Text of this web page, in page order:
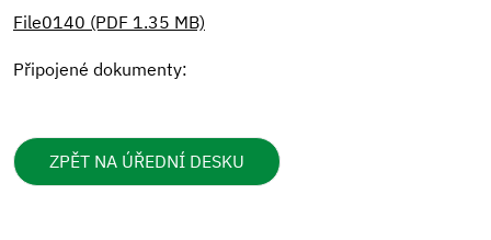
File0140 (PDF 1.35 MB)
Připojené dokumenty:
ZPĚT NA ÚŘEDNÍ DESKU